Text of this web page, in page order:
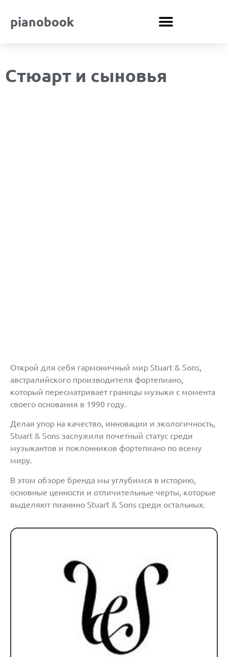
pianobook
Стюарт и сыновья
Открой для себя гармоничный мир Stuart & Sons,
австралийского производителя фортепиано,
который пересматривает границы музыки с момента
своего основания в 1990 году.
Делая упор на качество, инновации и экологичность,
Stuart & Sons заслужили почетный статус среди
музыкантов и поклонников фортепиано по всему
миру.
В этом обзоре бренда мы углубимся в историю,
основные ценности и отличительные черты, которые
выделяют пианино Stuart & Sons среди остальных.